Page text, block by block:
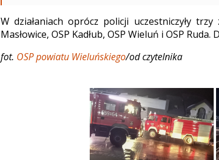
W działaniach oprócz policji uczestniczyły
Masłowice, OSP Kadłub, OSP Wieluń i OSP
fot. OSP powiatu Wieluńskiego/od czytelnika